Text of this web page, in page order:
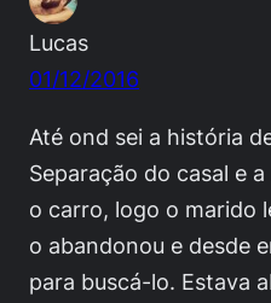
Lucas
01/12/2016
Até ond sei a história
Separação do casal e
o carro, logo o marido
o abandonou e desde
para buscá-lo. Estava